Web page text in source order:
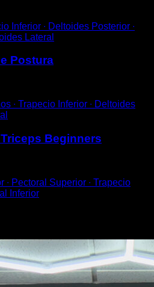
Inferior ∙ Deltoides Posterior ∙
Lateral
Postura
∙ Trapecio Inferior ∙ Deltoides
Beginners
∙ Pectoral Superior ∙ Trapecio
Inferior